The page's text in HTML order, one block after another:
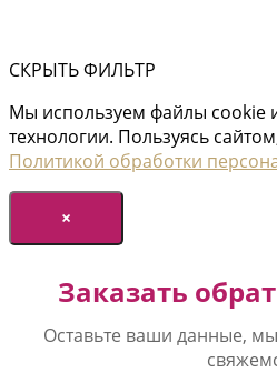
СКРЫТЬ ФИЛЬТР
Мы используем файлы cookie
технологии. Пользуясь
Политикой обработки
×
Заказать
Оставьте ваши данные,